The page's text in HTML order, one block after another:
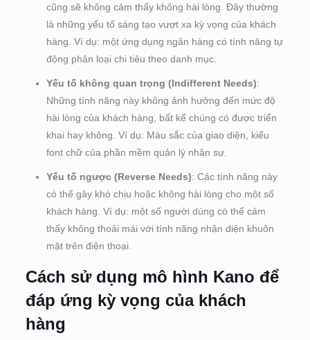
cũng sẽ không cảm thấy không hài lòng. Đây thường
là những yếu tố sáng tạo vượt xa kỳ vọng của khách
hàng. Ví dụ: một ứng dụng ngân hàng có tính năng tự
động phân loại chi tiêu theo danh mục.
Yếu tố không quan trọng (Indifferent Needs):
Những tính năng này không ảnh hưởng đến mức độ
hài lòng của khách hàng, bất kể chúng có được triển
khai hay không. Ví dụ: Màu sắc của giao diện, kiểu
font chữ của phần mềm quản lý nhân sự.
Yếu tố ngược (Reverse Needs): Các tính năng này
có thể gây khó chịu hoặc không hài lòng cho một số
khách hàng. Ví dụ: một số người dùng có thể cảm
thấy không thoải mái với tính năng nhận diện khuôn
mặt trên điện thoại.
Cách sử dụng mô hình Kano để
đáp ứng kỳ vọng của khách
hàng